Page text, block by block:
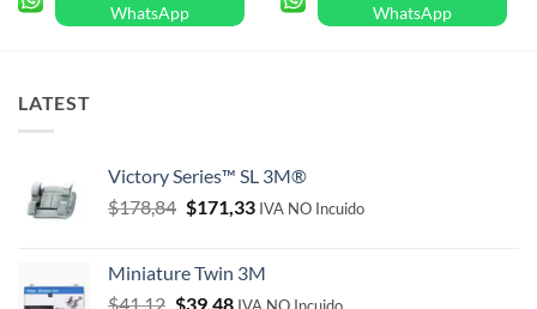
WhatsApp
WhatsApp
LATEST
Victory Series™ SL 3M®
$178,84 Original
$178,84.
$171,33Current
$171,33.
IVA NO Incuido
Miniature Twin 3M
$41,12 Original
$39,48Current